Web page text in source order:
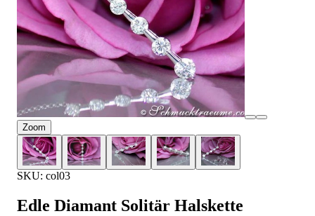
Zoom
SKU: col03
Edle Diamant Solitär Halskette